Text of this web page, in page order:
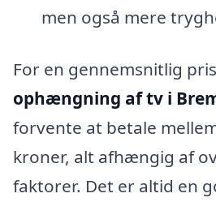
men også mere
For en gennemsnitlig
ophængning af tv i
forvente at betale
kroner, alt afhængig af
faktorer. Det er altid en